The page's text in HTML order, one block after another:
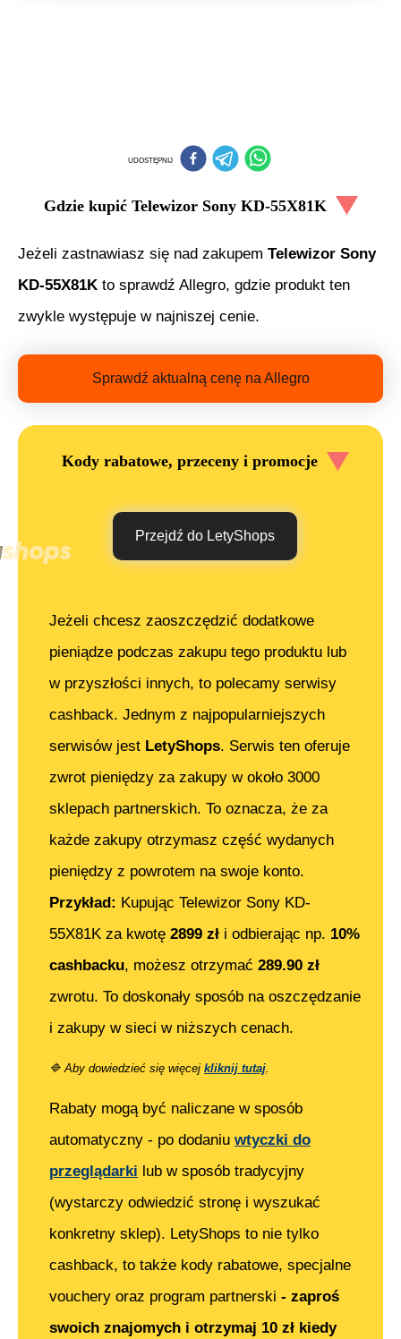
UDOSTĘPNIJ
Gdzie kupić Telewizor Sony KD-55X81K
Jeżeli zastnawiasz się nad zakupem Telewizor Sony
KD-55X81K to sprawdź Allegro, gdzie produkt ten
zwykle występuje w najniszej cenie.
Sprawdź aktualną cenę na Allegro
Kody rabatowe, przeceny i promocje
Przejdź do LetyShops
Jeżeli chcesz zaoszczędzić dodatkowe
pieniądze podczas zakupu tego produktu lub
w przyszłości innych, to polecamy serwisy
cashback. Jednym z najpopularniejszych
serwisów jest LetyShops. Serwis ten oferuje
zwrot pieniędzy za zakupy w około 3000
sklepach partnerskich. To oznacza, że za
każde zakupy otrzymasz część wydanych
pieniędzy z powrotem na swoje konto.
Przykład: Kupując Telewizor Sony KD-
55X81K za kwotę 2899 zł i odbierając np. 10%
cashbacku, możesz otrzymać 289.90 zł
zwrotu. To doskonały sposób na oszczędzanie
i zakupy w sieci w niższych cenach.
🔷 Aby dowiedzieć się więcej kliknij tutaj
Rabaty mogą być naliczane w sposób
automatyczny - po dodaniu wtyczki do
przeglądarki lub w sposób tradycyjny
(wystarczy odwiedzić stronę i wyszukać
konkretny sklep). LetyShops to nie tylko
cashback, to także kody rabatowe, specjalne
vouchery oraz program partnerski - zaproś
swoich znajomych i otrzymaj 10 zł kiedy